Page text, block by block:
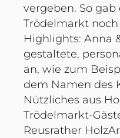
vergeben. So gab
Trödelmarkt
Highlights: Anna
gestaltete,
an, wie zum
dem Namen des
Nützliches aus
Trödelmarkt-
Reusrather